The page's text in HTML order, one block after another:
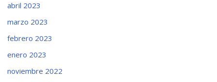
abril 2023
marzo 2023
febrero 2023
enero 2023
noviembre 2022